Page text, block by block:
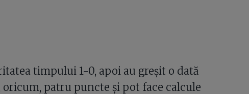
timpului 1-0, apoi au greșit o dată
patru puncte și pot face calcule